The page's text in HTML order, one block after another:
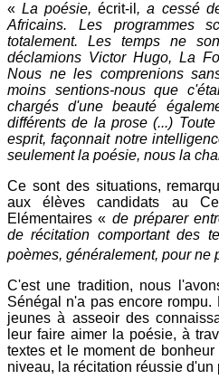
«La poésie,écrit-il , a cessé
Africains. Les programmes
totalement. Les temps ne
déclamions Victor Hugo, La
Nous ne les comprenions
moins sentions-nous que
chargés d'une beauté
différents de la prose (...)
esprit, façonnait notre
seulement la poésie, nous la
Ce sont des situations,
aux élèves candidats au
Elémentaires « de préparer
de récitation comportant des
poèmes, généralement, pour ne
C'est une tradition, nous
Sénégal n'a pas encore
jeunes à asseoir des
leur faire aimer la poésie, à
textes et le moment de
niveau, la récitation réussie d'un